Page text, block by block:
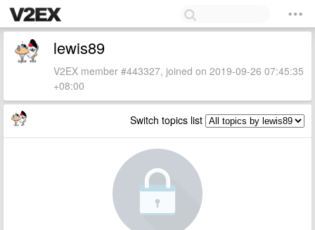
lewis89
V2EX member #443327, joined on 2019-09-26 07:45:35
+08:00
Switch topics list